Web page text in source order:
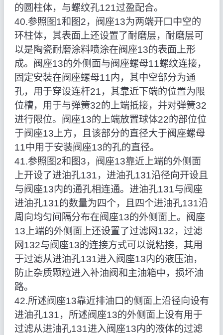
的圆柱体，与螺纹孔121过盈配合。
40.参照图1和图2，阀座13为两端开口中空的
环柱体，其表面上还设置了耐磨层，耐磨层可
以是陶瓷耐磨涂料喷涂在阀座13的表面上形
成。阀座13的外侧面与阀座螺母11螺纹连接，
固定安装在阀座螺母11内，其中空部分为通
孔，用于穿设连杆21，其靠近下端的位置为限
位槽，用于与弹簧32的上端抵接，并对弹簧32
进行限位。阀座13的上端放置球体22的部位位
于阀座13上方，且该部分的直径大于阀座螺母
11中用于安装阀座13的孔的直径。
41.参照图2和图3，阀座13靠近上端的外侧面
上开设了进油孔131，进油孔131沿径向开设且
与阀座13内的通孔相连通。进油孔131与阀座
进油孔131的数量为四个，且四个进油孔131沿
周向均匀间隔分布在阀座13的外侧面上。阀座
13上端的外侧面上还设置了过滤网132，过滤
网132与阀座13的连接方式可以说粘接，其用
于过滤从进油孔131进入阀座13内的液压油，
防止杂质颗粒进入补油阀和主油箱中，损坏油
路。
42.所述阀座13靠近排油口的侧面上沿径向设有
进油孔131，所述阀座13的外侧面上设有用于
过滤从进油孔131进入阀座13内的液体的过滤